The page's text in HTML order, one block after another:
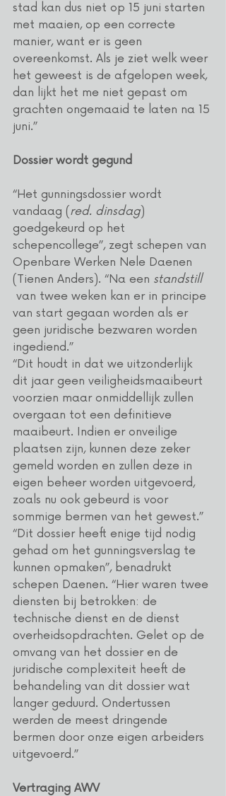
stad kan dus niet op 15 juni starten
met maaien, op een correcte
manier, want er is geen
overeenkomst. Als je ziet welk weer
het geweest is de afgelopen week,
dan lijkt het me niet gepast om
grachten ongemaaid te laten na 15
juni.”
Dossier wordt gegund
“Het gunningsdossier wordt
vandaag (red. dinsdag)
goedgekeurd op het
schepencollege”, zegt schepen van
Openbare Werken Nele Daenen
(Tienen Anders). “Na een standstill
van twee weken kan er in principe
van start gegaan worden als er
geen juridische bezwaren worden
ingediend.”
“Dit houdt in dat we uitzonderlijk
dit jaar geen veiligheidsmaaibeurt
voorzien maar onmiddellijk zullen
overgaan tot een definitieve
maaibeurt. Indien er onveilige
plaatsen zijn, kunnen deze zeker
gemeld worden en zullen deze in
eigen beheer worden uitgevoerd,
zoals nu ook gebeurd is voor
sommige bermen van het gewest.”
“Dit dossier heeft enige tijd nodig
gehad om het gunningsverslag te
kunnen opmaken”, benadrukt
schepen Daenen. “Hier waren twee
diensten bij betrokken: de
technische dienst en de dienst
overheidsopdrachten. Gelet op de
omvang van het dossier en de
juridische complexiteit heeft de
behandeling van dit dossier wat
langer geduurd. Ondertussen
werden de meest dringende
bermen door onze eigen arbeiders
uitgevoerd.”
Vertraging AWV